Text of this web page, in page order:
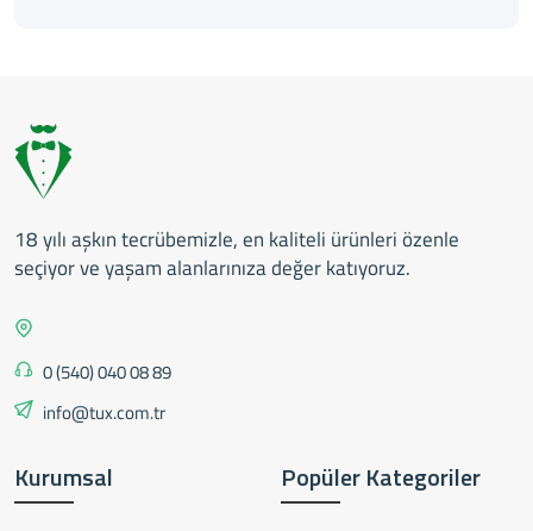
18 yılı aşkın tecrübemizle, en kaliteli ürünleri özenle
seçiyor ve yaşam alanlarınıza değer katıyoruz.
0 (540) 040 08 89
info@tux.com.tr
Kurumsal Popüler Kategoriler